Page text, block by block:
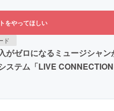
をやってほしい
ド
ゼロになるミュージシャ
テム「LIVE